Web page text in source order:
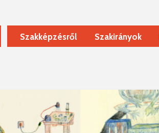
Szakképzésről Szakirányok